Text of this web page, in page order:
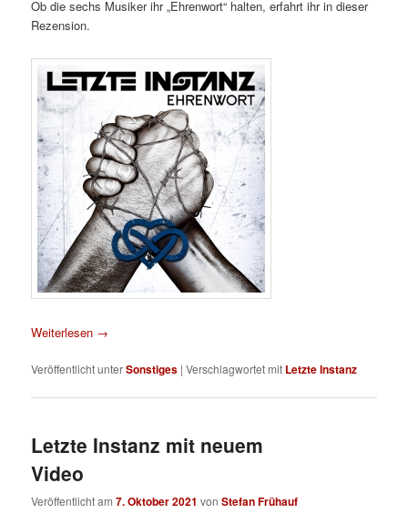
Ob die sechs Musiker ihr „Ehrenwort“ halten, erfahrt ihr in dieser
Rezension.
Weiterlesen →
Veröffentlicht unterSonstiges |Verschlagwortet mit Letzte Instanz
Letzte Instanz mit neuem
Video
Veröffentlicht am7. Oktober 2021 vonStefan Frühauf